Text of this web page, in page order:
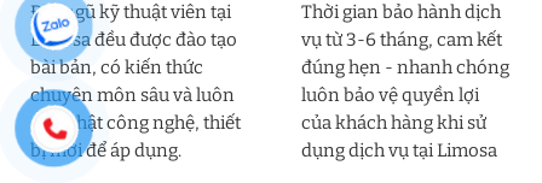
Đội ngũ kỹ thuật viên tại
Limosa đều được đào tạo
bài bản, có kiến thức
chuyên môn sâu và luôn
cập nhật công nghệ, thiết
bị mới để áp dụng.
Thời gian bảo hành dịch
vụ từ 3-6 tháng, cam kết
đúng hẹn - nhanh chóng
luôn bảo vệ quyền lợi
của khách hàng khi sử
dụng dịch vụ tại Limosa